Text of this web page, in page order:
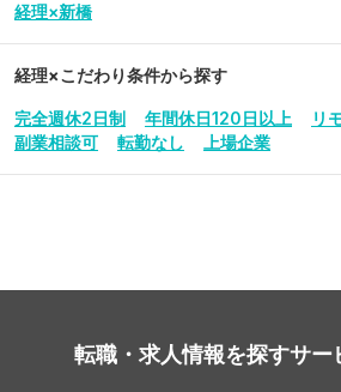
経理×新橋
経理×こだわり条件から探す
完全週休2日制 年間休日120日以上
リ
副業相談可
転勤なし 上場企業
転職・求人情報を探すサー